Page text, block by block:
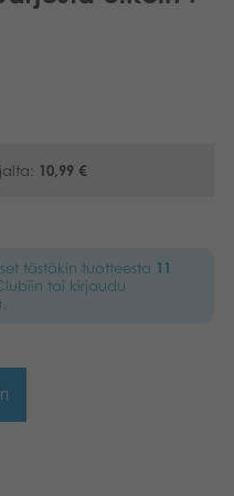
10,99 €
tästäkin tuotteesta 11
tai kirjaudu